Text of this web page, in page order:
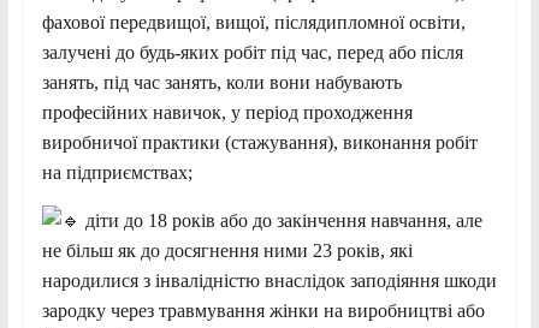
фахової передвищої, вищої, післядипломної освіти,
залучені до будь-яких робіт під час, перед або після
занять, під час занять, коли вони набувають
професійних навичок, у період проходження
виробничої практики (стажування), виконання робіт
на підприємствах;
діти до 18 років або до закінчення навчання, але
не більш як до досягнення ними 23 років, які
народилися з інвалідністю внаслідок заподіяння шкоди
зародку через травмування жінки на виробництві або